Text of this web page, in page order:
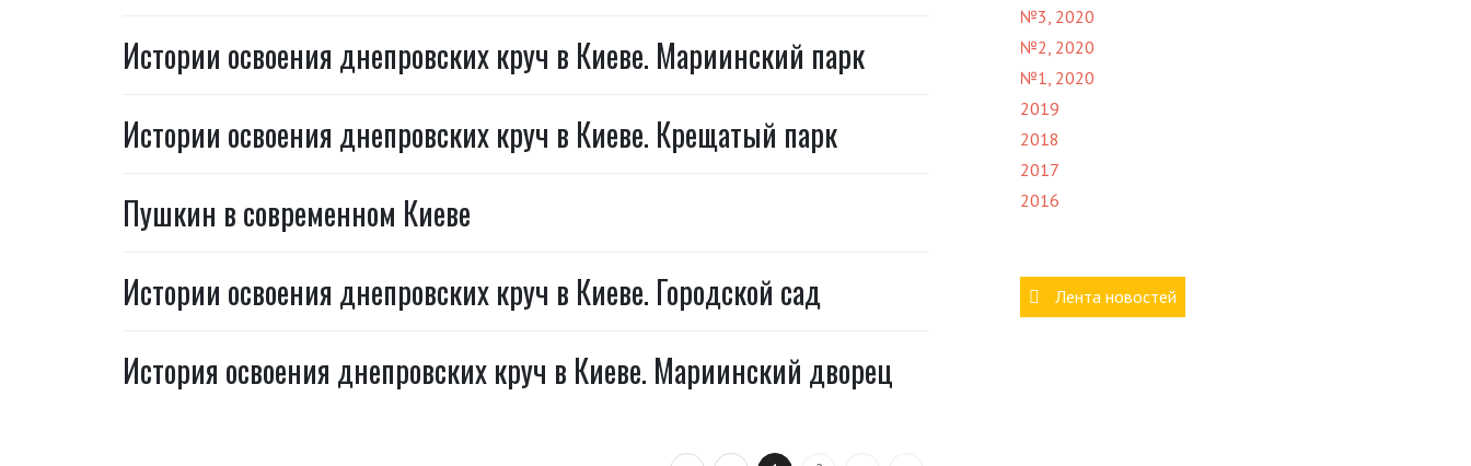
Истории освоения днепровских круч в Киеве. Мариинский парк
Истории освоения днепровских круч в Киеве. Крещатый парк
Пушкин в современном Киеве
Истории освоения днепровских круч в Киеве. Городской сад
История освоения днепровских круч в Киеве. Мариинский дворец
№3, 2020
№2, 2020
№1, 2020
2019
2018
2017
2016
Лента новостей